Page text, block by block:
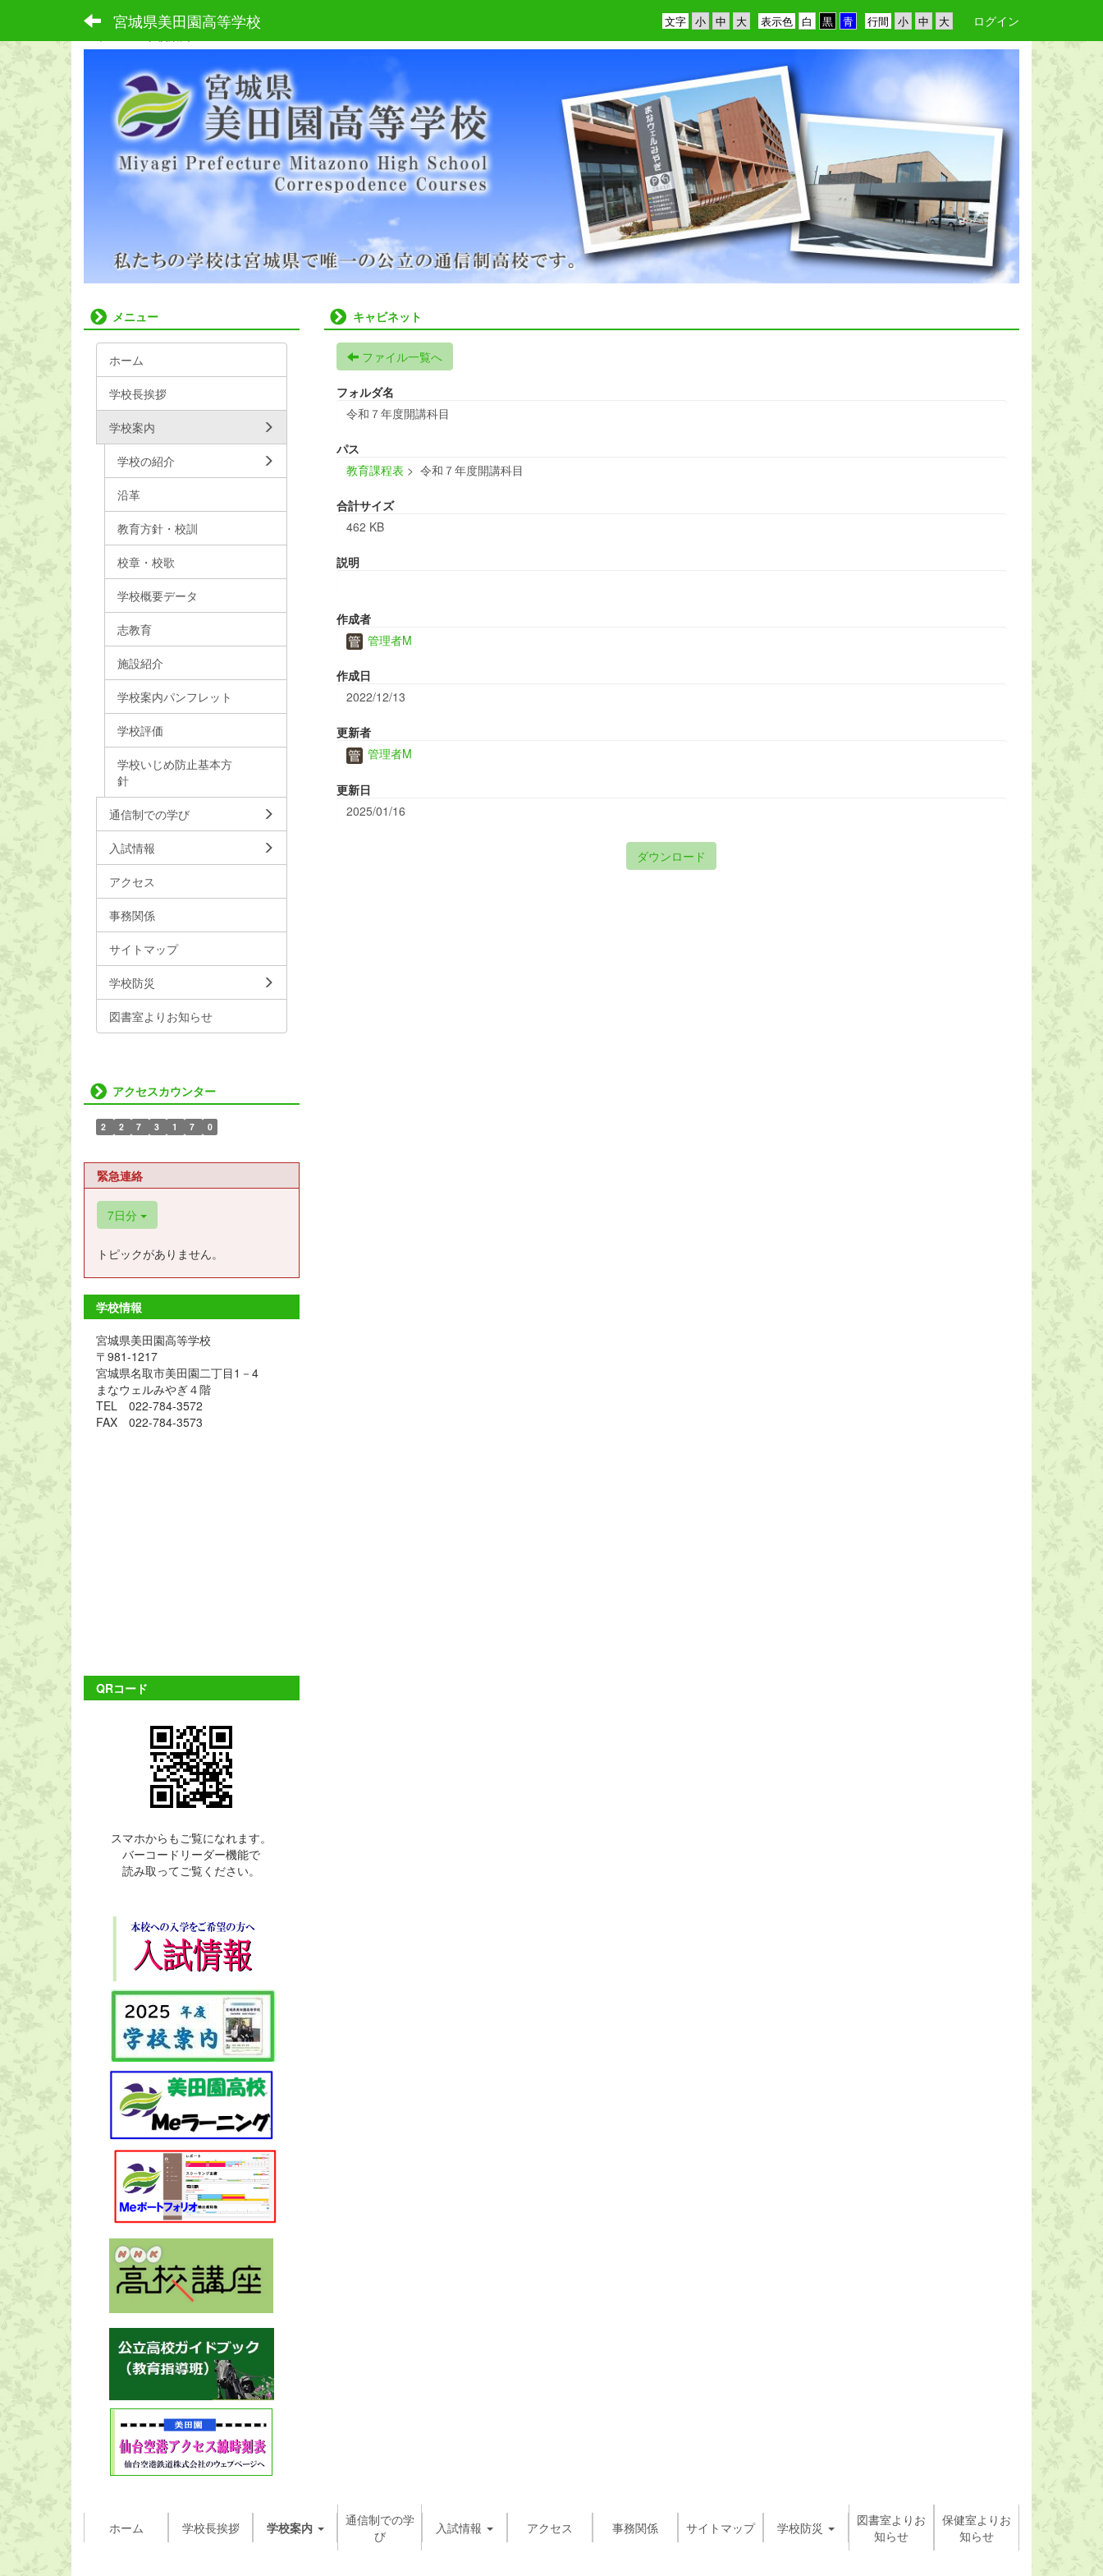
宮城県美田園高等学校 行間
表示色
文字
ログイン
キャビネット
ファイル一覧へ
フォルダ名
令和７年度開講科目
パス
教育課程表 > 令和７年度開講科目
合計サイズ
462 KB
説明
作成者
管理者M
作成日
2022/12/13
更新者
管理者M
更新日
2025/01/16
ダウンロード
メニュー
ホーム
学校長挨拶
学校案内
学校の紹介
沿革
教育方針・校訓
校章・校歌
学校概要データ
志教育
施設紹介
学校案内パンフレット
学校評価
学校いじめ防止基本方
針
通信制での学び
入試情報
アクセス
事務関係
サイトマップ
学校防災
図書室よりお知らせ
アクセスカウンター
2 2 7 3 1 7 0
緊急連絡
7日分
トピックがありません。
学校情報
宮城県美田園高等学校
〒981-1217
宮城県名取市美田園二丁目1－4
まなウェルみやぎ４階
TEL 022-784-3572
FAX 022-784-3573
QRコード
スマホからもご覧になれます。
バーコードリーダー機能で
読み取ってご覧ください。
ホーム 学校長挨拶 学校案内
通信制での学
び
入試情報 アクセス 事務関係 サイトマップ 学校防災
図書室よりお
知らせ
保健室よりお
知らせ